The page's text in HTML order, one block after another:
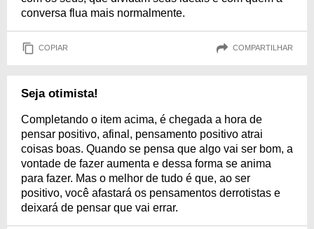
conversa flua mais normalmente.
COPIAR COMPARTILHAR
Seja otimista!
Completando o item acima, é chegada a hora de
pensar positivo, afinal, pensamento positivo atrai
coisas boas. Quando se pensa que algo vai ser bom, a
vontade de fazer aumenta e dessa forma se anima
para fazer. Mas o melhor de tudo é que, ao ser
positivo, você afastará os pensamentos derrotistas e
deixará de pensar que vai errar.